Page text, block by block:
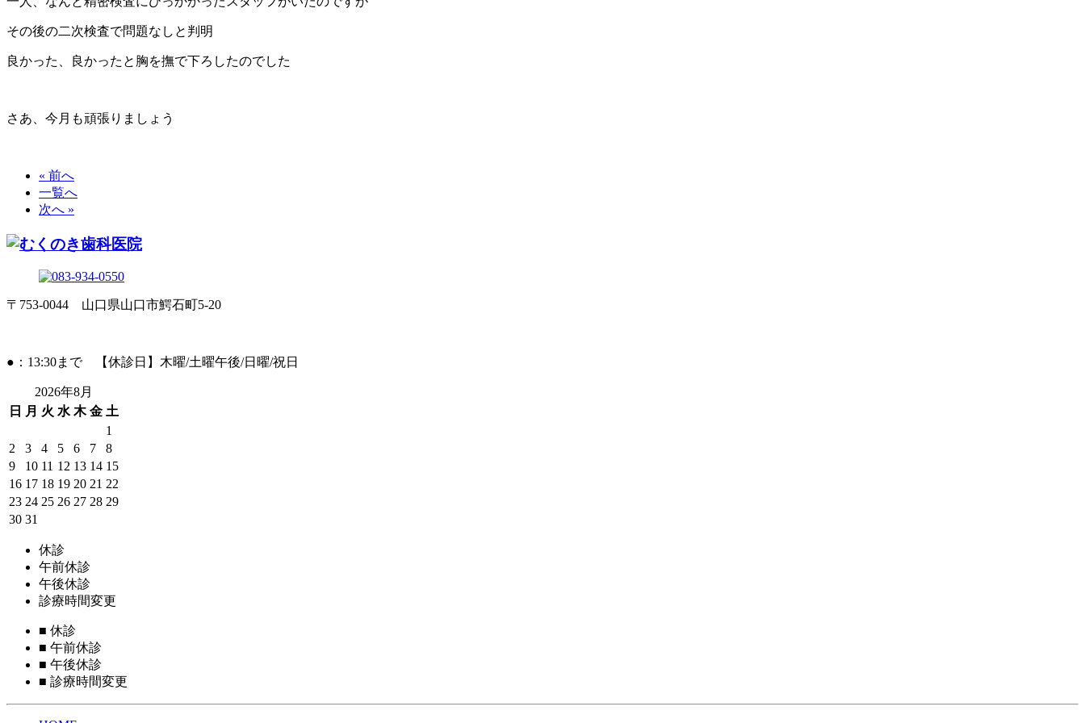
その後の二次検査で問題なしと判明
良かった、良かったと胸を撫で下ろしたのでした
さあ、今月も頑張りましょう
« 前へ
一覧へ
次へ »
〒753-0044 山口県山口市鰐石町5-20
●：13:30まで 【休診日】木曜/土曜午後/日曜/祝日
2026年8月
日
月 火 水 木 金 土
1
2
3 4 5 6 7
8
9
10 11 12 13 14 15
16 17 18 19 20 21 22
23 24 25 26 27 28 29
30 31
休診
午前休診
午後休診
診療時間変更
■ 休診
■ 午前休診
■ 午後休診
■ 診療時間変更